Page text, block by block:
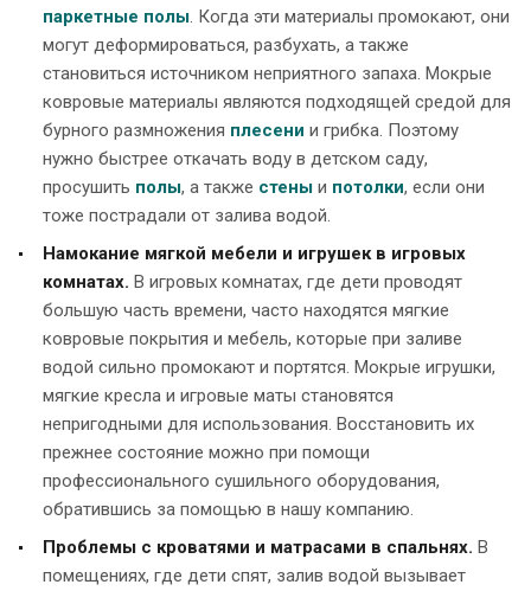
паркетные полы. Когда эти материалы промокают, они
могут деформироваться, разбухать, а также
становиться источником неприятного запаха. Мокрые
ковровые материалы являются подходящей средой для
бурного размножения плесени и грибка. Поэтому
нужно быстрее откачать воду в детском саду,
просушить полы, а также стены и потолки, если они
тоже пострадали от залива водой.
Намокание мягкой мебели и игрушек в игровых
комнатах. В игровых комнатах, где дети проводят
большую часть времени, часто находятся мягкие
ковровые покрытия и мебель, которые при заливе
водой сильно промокают и портятся. Мокрые игрушки,
мягкие кресла и игровые маты становятся
непригодными для использования. Восстановить их
прежнее состояние можно при помощи
профессионального сушильного оборудования,
обратившись за помощью в нашу компанию.
Проблемы с кроватями и матрасами в спальнях. В
помещениях, где дети спят, залив водой вызывает